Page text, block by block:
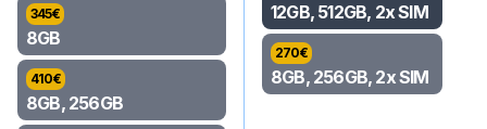
345€
8GB
410€
8GB, 256GB
12GB, 512GB, 2x SIM
270€
8GB, 256GB, 2x SIM